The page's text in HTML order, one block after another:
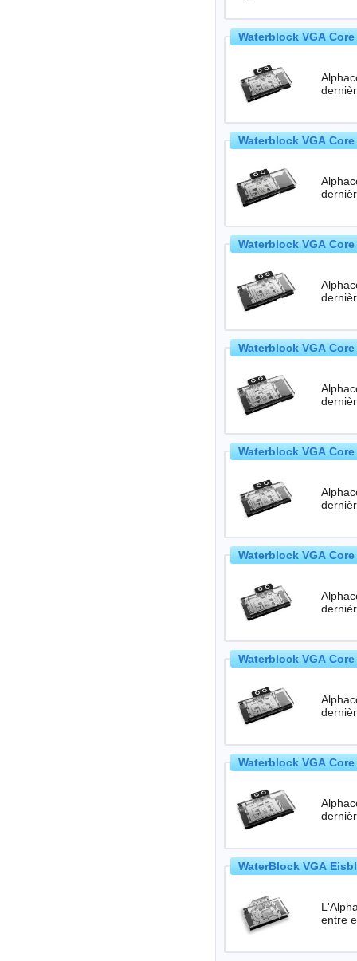
Waterblock VGA
Waterblock VGA
Waterblock VGA
Waterblock VGA
Waterblock VGA
Waterblock VGA
Waterblock VGA
Waterblock VGA
WaterBlock VGA